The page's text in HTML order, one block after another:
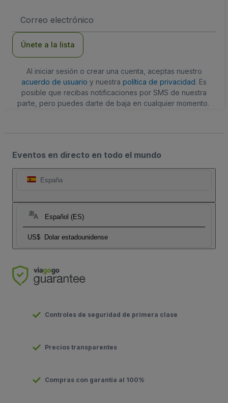
de
Únete a la lista
Al iniciar sesión o crear una cuenta, aceptas nuestro
acuerdo de usuario y nuestra política de privacidad. Es
posible que recibas notificaciones por SMS de nuestra
parte, pero puedes darte de baja en cualquier momento.
Eventos en directo en todo el mundo
España
Español (ES)
US$ Dolar estadounidense
Controles de seguridad de primera clase
Precios transparentes
Compras con garantía al 100%